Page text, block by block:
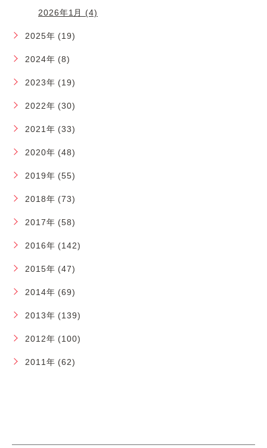
2026年1月 (4)
2025年 (19)
2024年 (8)
2023年 (19)
2022年 (30)
2021年 (33)
2020年 (48)
2019年 (55)
2018年 (73)
2017年 (58)
2016年 (142)
2015年 (47)
2014年 (69)
2013年 (139)
2012年 (100)
2011年 (62)